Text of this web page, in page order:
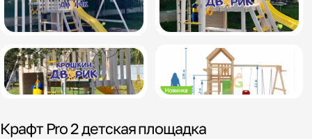
Крафт Pro 2 детская площадка